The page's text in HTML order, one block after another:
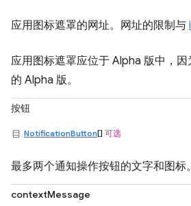
应用图标遮罩的网址。网址的限制与
应用图标遮罩应位于 Alpha 版中，
的 Alpha 版。
按钮
NotificationButton[] 可选
最多两个通知操作按钮的文字和图标。
contextMessage